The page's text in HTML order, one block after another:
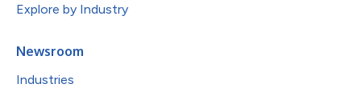
Explore by Industry
Newsroom
Industries